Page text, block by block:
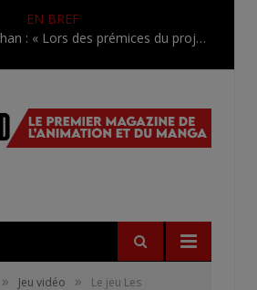
EN BREF
[Entretien] Mokochan : « Lors des prémices du projet, il était déjà demandé de suivre au mieux le manga originel.»
» Jeu vidéo »
Le jeu Les